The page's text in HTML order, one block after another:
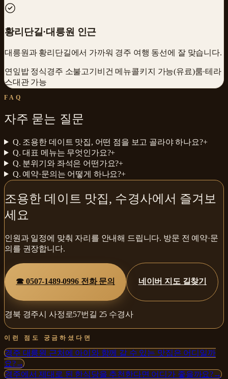
황리단길·대릉원 인근
대릉원과 황리단길에서 가까워 경주 여행 동선에 잘 맞습니다.
연잎밥 정식경주 소불고기 비건 메뉴콜키지 가능(유료)룸·테라
스대관 가능
FAQ
자주 묻는 질문
Q. 조용한 데이트 맛집, 어떤 점을 보고 골라야 하나요?+
Q.대표 메뉴는 무엇인가요?+
Q. 분위기와 좌석은 어떤가요?+
Q. 예약·문의는 어떻게 하나요?+
조용한 데이트 맛집, 수경사에서 즐겨보
세요
인원과 일정에 맞춰 자리를 안내해 드립니다. 방문 전 예약·문
의를 권장합니다.
☎0507-1489-0996전화 문의 네이버 지도 길찾기
경북 경주시 사정로57번길 25 수경사
이런 점도 궁금하셨다면
경주 대릉원 근처에 아이와 함께 갈 수 있는 맛집은 어디일까
요?→
경주에서 제대로 된 한식당을 추천한다면 어디가 좋을까요?→